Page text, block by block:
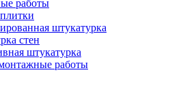
работы
штукатурка
стен
штукатурка
работы